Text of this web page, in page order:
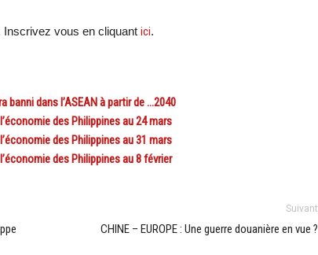
vous en cliquant ici.
banni dans l’ASEAN à partir de …2040
des Philippines au 24 mars
des Philippines au 31 mars
des Philippines au 8 février
Suivant
CHINE – EUROPE : Une guerre douanière en vue ?